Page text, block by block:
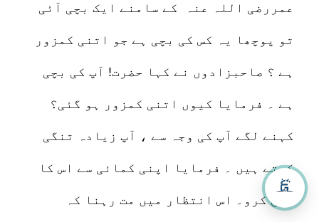
عمررضی اللہ عنہ کے سامنے ایک بچی آئی
تو پوچھا یہ کس کی بچی ہے جو اتنی کمزور
ہے ؟ صاحبزادوں نے کہا حضرت! آپ کی بچی
ہے ۔ فرمایا کیوں اتنی کمزور ہو گئی؟
کہنے لگے آپ کی وجہ سے ، آپ زیادہ تنگی
کرتے ہیں ۔ فرمایا اپنی کمائی سے اس کا
علاج کرو۔ اس انتظار میں مت رہنا کہ